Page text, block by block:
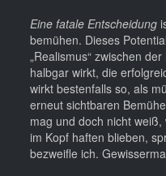
Eine fatale Entscheidung
bemühen. Dieses
„Realismus“ zwischen
halbgar wirkt, die
wirkt bestenfalls so, als
erneut sichtbaren
mag und doch nicht
im Kopf haften blieben,
bezweifle ich.